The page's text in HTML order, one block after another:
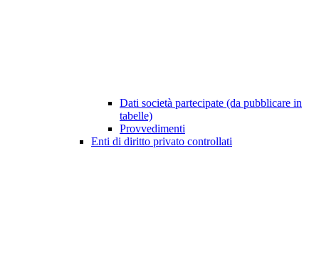
Dati società partecipate (da pubblicare in
tabelle)
Provvedimenti
Enti di diritto privato controllati